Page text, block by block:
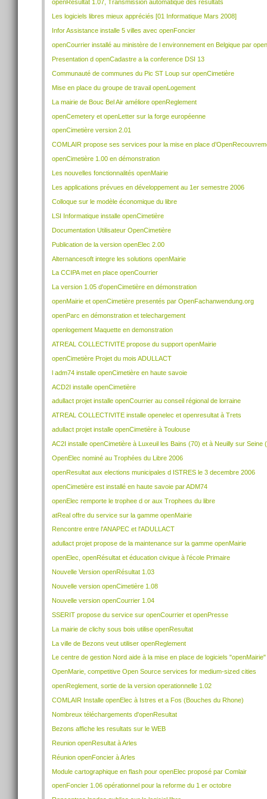
openResultat 1.07, Transmission automatique des résultats
Les logiciels libres mieux appréciés [01 Informatique Mars 2008]
Infor Assistance installe 5 villes avec openFoncier
openCourrier installé au ministère de l environnement en Belgique par
Presentation d openCadastre a la conference DSI 13
Communauté de communes du Pic ST Loup sur openCimetière
Mise en place du groupe de travail openLogement
La mairie de Bouc Bel Air améliore openReglement
openCemetery et openLetter sur la forge européenne
openCimetière version 2.01
COMLAIR propose ses services pour la mise en place
openCimetière 1.00 en démonstration
Les nouvelles fonctionnalités openMairie
Les applications prévues en développement au 1er semestre 2006
Colloque sur le modèle économique du libre
LSI Informatique installe openCimetière
Documentation Utilisateur OpenCimetière
Publication de la version openElec 2.00
Alternancesoft integre les solutions openMairie
La CCIPA met en place openCourrier
La version 1.05 d'openCimetière en démonstration
openMairie et openCimetière presentés par OpenFachanwendung.org
openParc en démonstration et telechargement
openlogement Maquette en demonstration
ATREAL COLLECTIVITE propose du support openMairie
openCimetière Projet du mois ADULLACT
l adm74 installe openCimetière en haute savoie
ACD2I installe openCimetière
adullact projet installe openCourrier au conseil régional de lorraine
ATREAL COLLECTIVITE installe openelec et openresultat à Trets
adullact projet installe openCimetière à Toulouse
AC2I installe openCimetière à Luxeuil les Bains (70) et à Neuilly sur Seine
OpenElec nominé au Trophées du Libre 2006
openResultat aux elections municipales d ISTRES le 3 decembre 2006
openCimetière est installé en haute savoie par ADM74
openElec remporte le trophee d or aux Trophees du libre
atReal offre du service sur la gamme openMairie
Rencontre entre l'ANAPEC et l'ADULLACT
adullact projet propose de la maintenance sur la gamme openMairie
openElec, openRésultat et éducation civique à l’école Primaire
Nouvelle Version openRésultat 1.03
Nouvelle version openCimetière 1.08
Nouvelle version openCourrier 1.04
SSERIT propose du service sur openCourrier et openPresse
La mairie de clichy sous bois utilise openResultat
La ville de Bezons veut utiliser openReglement
Le centre de gestion Nord aide à la mise en place de logiciels "openMairie"
OpenMarie, competitive Open Source services for medium-sized cities
openReglement, sortie de la version operationnelle 1.02
COMLAIR Installe openElec à Istres et a Fos (Bouches du Rhone)
Nombreux téléchargements d'openResultat
Bezons affiche les resultats sur le WEB
Reunion openResultat à Arles
Réunion openFoncier à Arles
Module cartographique en flash pour openElec proposé par Comlair
openFoncier 1.06 opérationnel pour la reforme du 1 er octobre